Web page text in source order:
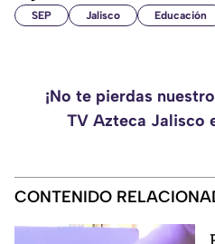
SEP Jalisco Educación
¡No te pierdas
TV Azteca Jalisco
CONTENIDO